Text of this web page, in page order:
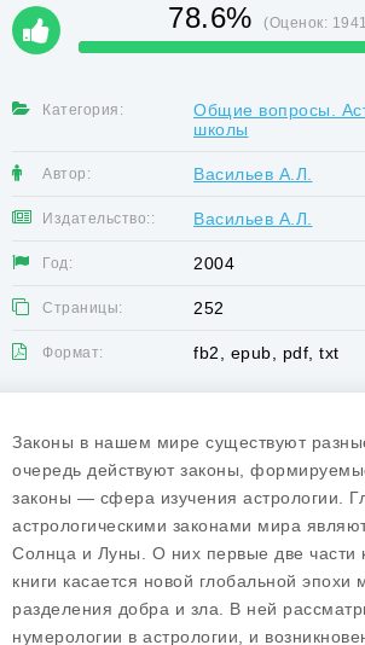
78.6% (Оценок: 1941
Категория:
Общие вопросы.
школы
Автор: Васильев А.Л.
Издательство:: Васильев А.Л.
Год: 2004
Страницы: 252
Формат: fb2, epub, pdf, txt
Законы в нашем мире существуют
очередь действуют законы,
законы — сфера изучения астрологии.
астрологическими законами мира
Солнца и Луны. О них первые две части
книги касается новой глобальной
разделения добра и зла. В ней
нумерологии в астрологии, и